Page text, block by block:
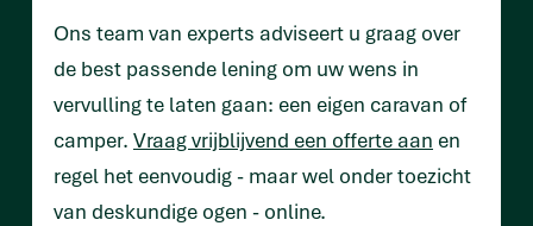
Ons team van experts adviseert u graag over
de best passende lening om uw wens in
vervulling te laten gaan: een eigen caravan of
camper. Vraag vrijblijvend een offerte aan en
regel het eenvoudig - maar wel onder toezicht
van deskundige ogen - online.